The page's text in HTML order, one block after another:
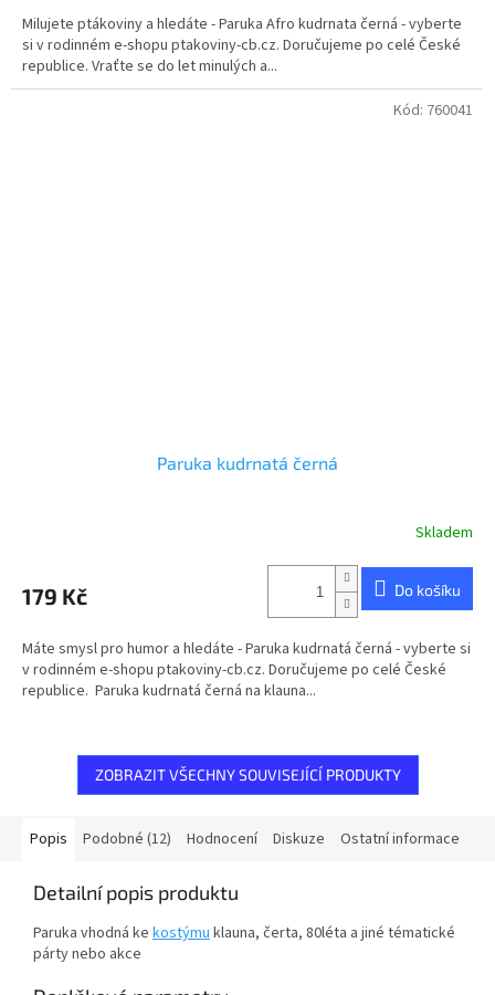
z
5
hvězdiček.
Milujete ptákoviny a hledáte - Paruka Afro kudrnata černá - vyberte
si v rodinném e-shopu ptakoviny-cb.cz. Doručujeme po celé České
republice. Vraťte se do let minulých a...
Paruka kudrnatá černá
Skladem
179 Kč Do košíku
Máte smysl pro humor a hledáte - Paruka kudrnatá černá - vyberte si
v rodinném e-shopu ptakoviny-cb.cz. Doručujeme po celé České
republice. Paruka kudrnatá černá na klauna...
Kód: 760041
ZOBRAZIT VŠECHNY SOUVISEJÍCÍ PRODUKTY
Popis Podobné (12) Hodnocení Diskuze Ostatní informace
Detailní popis produktu
Paruka vhodná ke kostýmuklauna, čerta, 80léta a jiné tématické
párty nebo akce